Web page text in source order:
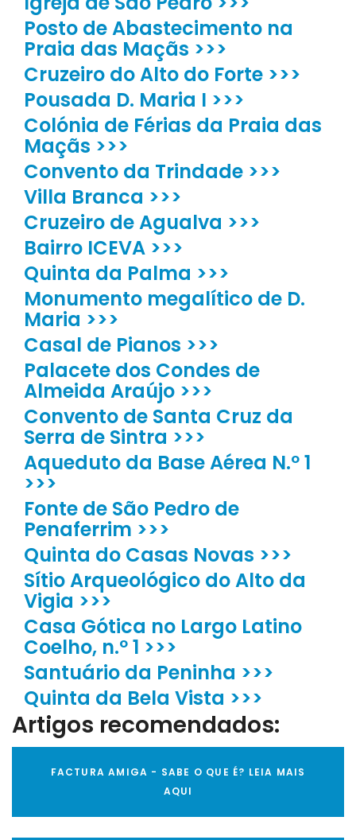
Posto de Abastecimento na
Praia das Maçãs >>>
Cruzeiro do Alto do Forte >>>
Pousada D. Maria I >>>
Colónia de Férias da Praia das
Maçãs >>>
Convento da Trindade >>>
Villa Branca >>>
Cruzeiro de Agualva >>>
Bairro ICEVA >>>
Quinta da Palma >>>
Monumento megalítico de D.
Maria >>>
Casal de Pianos >>>
Palacete dos Condes de
Almeida Araújo >>>
Convento de Santa Cruz da
Serra de Sintra >>>
Aqueduto da Base Aérea N.º 1
>>>
Fonte de São Pedro de
Penaferrim >>>
Quinta do Casas Novas >>>
Sítio Arqueológico do Alto da
Vigia >>>
Casa Gótica no Largo Latino
Coelho, n.º 1 >>>
Santuário da Peninha >>>
Quinta da Bela Vista >>>
Artigos recomendados:
FACTURA AMIGA - SABE O QUE É? LEIA MAIS
AQUI